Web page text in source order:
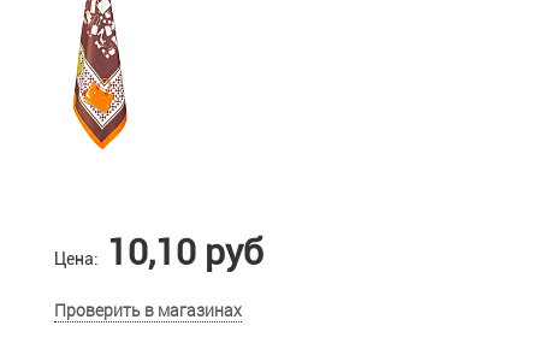
Цена: 10,10 руб
Проверить в магазинах